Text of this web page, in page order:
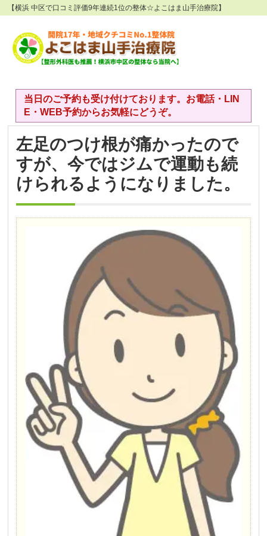
【横浜 中区で口コミ評価9年連続1位の整体☆よこはま山手治療院】
当日のご予約も受け付けております。お電話・LIN
E・WEB予約からお気軽にどうぞ。
左足のつけ根が痛かったので
すが、今ではジムで運動も続
けられるようになりました。